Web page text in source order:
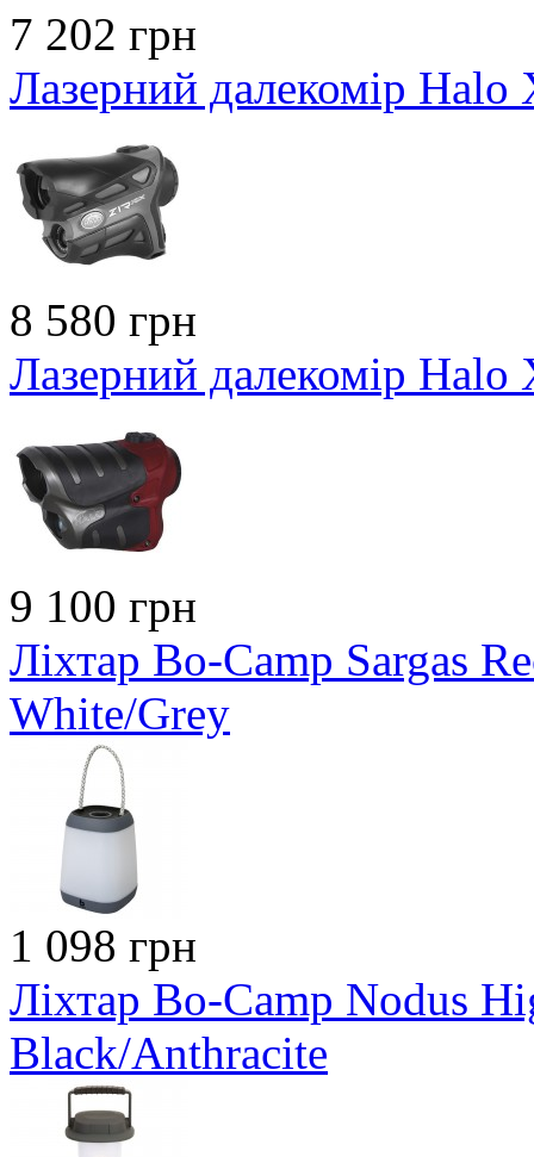
7 202 грн
Лазерний далекомір
8 580 грн
Лазерний далекомір
9 100 грн
Ліхтар Bo-Camp Sargas
White/Grey
1 098 грн
Ліхтар Bo-Camp Nodus
Black/Anthracite